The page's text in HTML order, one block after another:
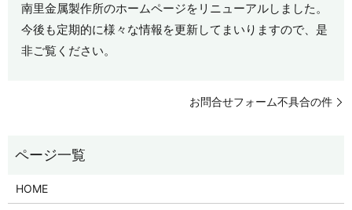
南里金属製作所のホームページをリニューアルしました。
今後も定期的に様々な情報を更新してまいりますので、是
非ご覧ください。
お問合せフォーム不具合の件
HOME